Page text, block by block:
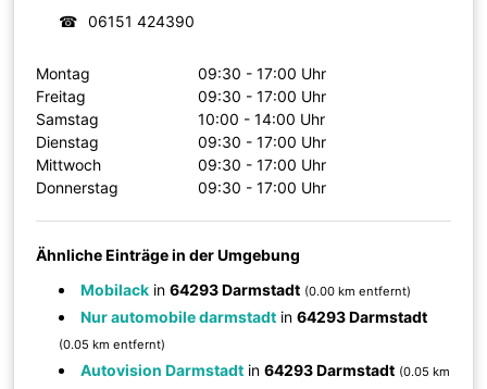
☎
06151 424390
Montag
09:30 - 17:00 Uhr
Freitag
09:30 - 17:00 Uhr
Samstag
10:00 - 14:00 Uhr
Dienstag
09:30 - 17:00 Uhr
Mittwoch
09:30 - 17:00 Uhr
Donnerstag
09:30 - 17:00 Uhr
Ähnliche Einträge in der Umgebung
Mobilack in64293 Darmstadt (0.00 km entfernt)
Nur automobile darmstadt in64293 Darmstadt
(0.05 km entfernt)
Autovision Darmstadt in64293 Darmstadt (0.05 km